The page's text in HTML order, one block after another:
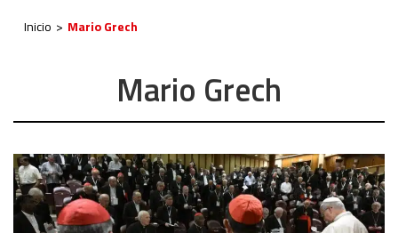
Inicio Mario Grech
Mario Grech